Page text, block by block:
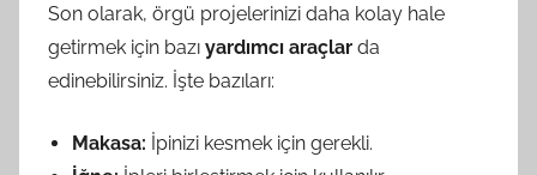
Son olarak, örgü projelerinizi daha kolay hale
getirmek için bazı yardımcı araçlar da
edinebilirsiniz. İşte bazıları:
Makasa: İpinizi kesmek için gerekli.